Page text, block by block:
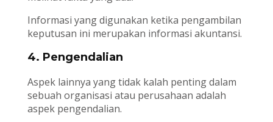
Informasi yang digunakan ketika pengambilan
keputusan ini merupakan informasi akuntansi.
4. Pengendalian
Aspek lainnya yang tidak kalah penting dalam
sebuah organisasi atau perusahaan adalah
aspek pengendalian.